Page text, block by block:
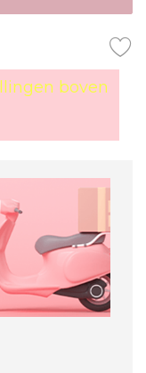
boven